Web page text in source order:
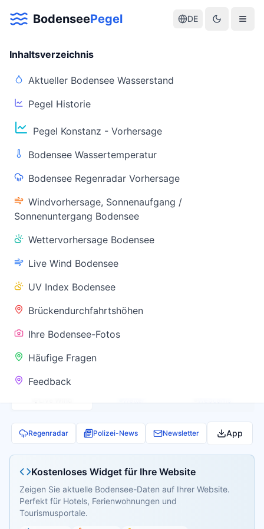
BodenseePegel DE
Inhaltsverzeichnis
Aktueller Bodensee Wasserstand
Pegel Historie
Pegel Konstanz - Vorhersage
Bodensee Wassertemperatur
Bodensee Regenradar Vorhersage
Windvorhersage, Sonnenaufgang /
Sonnenuntergang Bodensee
Wettervorhersage Bodensee
Live Wind Bodensee
UV Index Bodensee
Brückendurchfahrtshöhen
Ihre Bodensee-Fotos
Häufige Fragen
Feedback
Aktuelle Warnlage Bodensee
Aktueller Bodensee Pegel & Wasserstand
Live-Daten
(Konstanz)
Wassertemperatur
(Friedrichshafen)
Warnstatus
✅ Keine
Warnung
Regenradar Polizei-News Newsletter App
Kostenloses Widget für Ihre Website
Zeigen Sie aktuelle Bodensee-Daten auf Ihrer Website.
Perfekt für Hotels, Ferienwohnungen und
Tourismusportale.